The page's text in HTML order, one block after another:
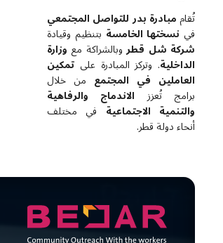
تُقاممبادرة بدر للتواصل المجتمعي
في نسختها الخامسة بتنظيم وقيادة
شركة شل قطروبالشراكة مع وزارة
الداخلية. وتركز المبادرة على تمكين
العاملين في المجتمع من خلال
برامج تُعزز الاندماج والرفاهية
والتنمية الاجتماعية في مختلف
أنحاء دولة قطر.